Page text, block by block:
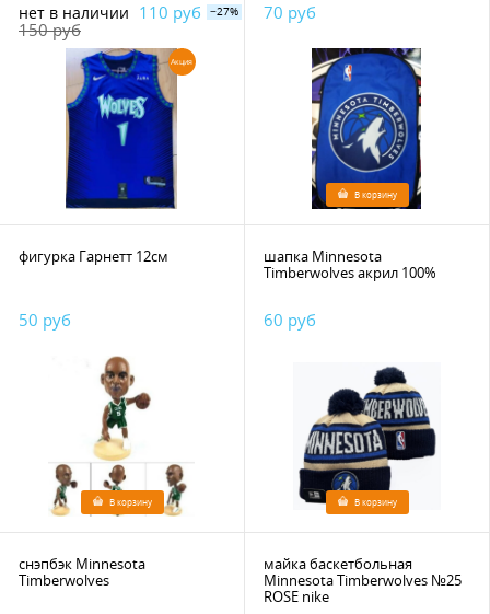
нет в наличии
110 руб
150 руб
−27%
Акция
70 руб
В корзину
фигурка Гарнетт 12см
50 руб
В корзину
шапка Minnesota
Timberwolves акрил 100%
60 руб
В корзину
снэпбэк Minnesota
Timberwolves
майка баскетбольная
Minnesota Timberwolves №25
ROSE nike